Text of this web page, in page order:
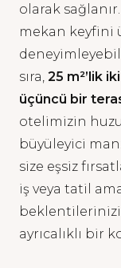
olarak
mekan keyfini
sıra, 25 m²’lik
üçüncü bir
otelimizin
büyüleyici
size eşsiz
iş veya tatil
ayrıcalıklı bir